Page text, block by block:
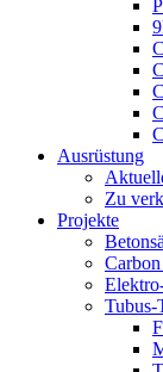
Ausrüstung
Zu
Projekte
Tubus-